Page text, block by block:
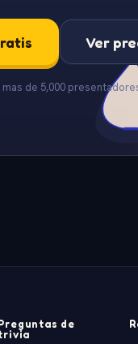
Ver
de 5,000
de